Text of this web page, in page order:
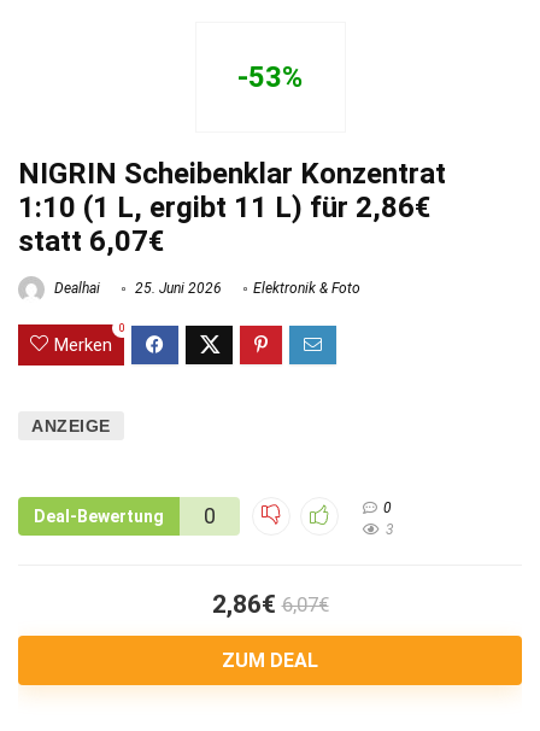
-53%
NIGRIN Scheibenklar Konzentrat
1:10 (1 L, ergibt 11 L) für 2,86€
statt 6,07€
Dealhai 25. Juni 2026 Elektronik & Foto
Merken
0
ANZEIGE
Deal-Bewertung 0
0
3
2,86€ 6,07€
ZUM DEAL